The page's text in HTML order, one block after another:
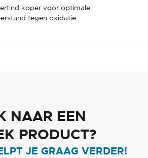
koper voor optimale
tegen oxidatie.
NAAR EEN
PRODUCT?
JE GRAAG VERDER!